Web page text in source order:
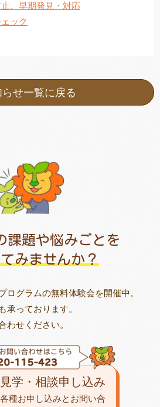
、早期発見・対応
ック
らせ一覧に戻る
課題や悩みごとを
みませんか？
ログラムの無料体験会を開催中。
承っております。
わせください。
見学・相談申し込み
各種お申し込みとお問い合